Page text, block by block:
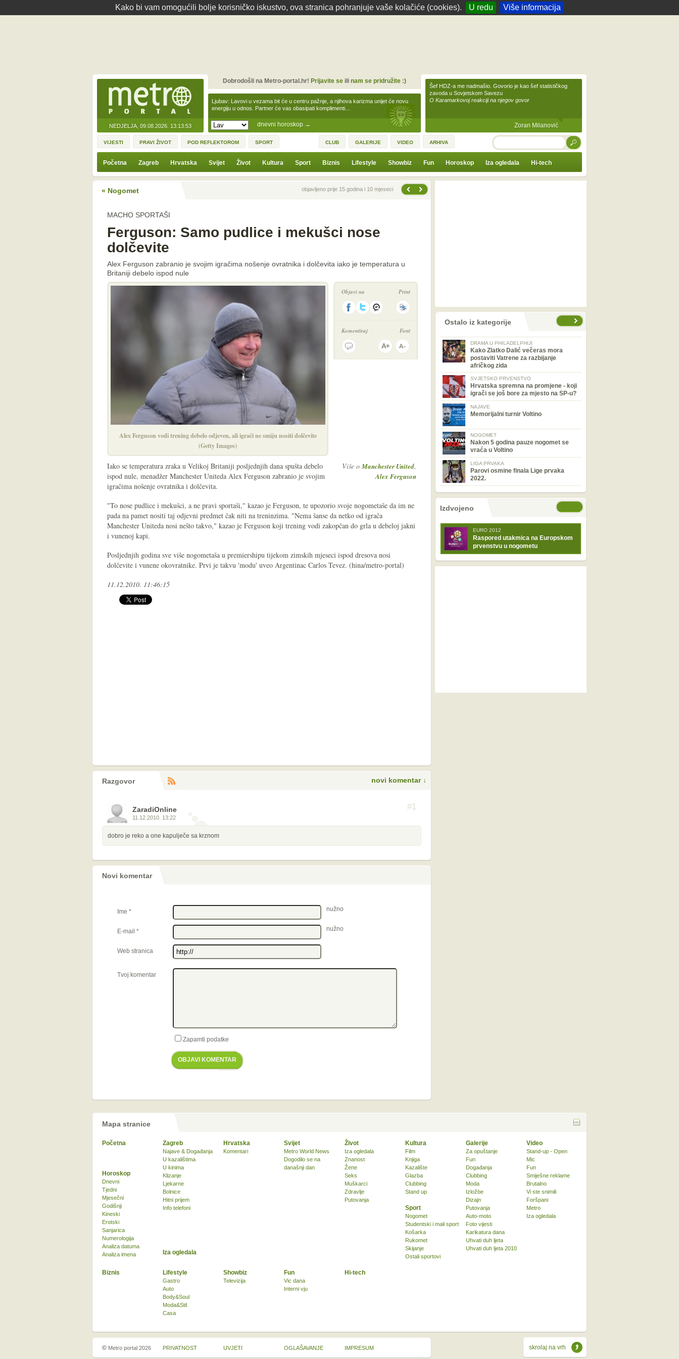
Kako bi vam omogućili bolje korisničko iskustvo, ova stranica pohranjuje vaše kolačiće (cookies). U redu Više informacija
NEDJELJA, 09.08.2026. 13:13:53 dnevni horoskop →
Ljubav: Lavovi u vezama bit će u centru pažnje, a njihova karizma unijet će novu
energiju u odnos. Partner će vas obasipati komplimenti…
Dobrodošli na Metro-portal.hr! Prijavite seili nam se pridružite :)
Šef HDZ-a me nadmašio. Govorio je kao šef statističkog
zavoda u Sovjetskom Savezu
O Karamarkovoj reakciji na njegov govor
Zoran Milanović
VIJESTI PRAVI ŽIVOT POD REFLEKTOROM SPORT CLUB GALERIJE VIDEO ARHIVA TRAŽI
Početna Zagreb Hrvatska Svijet Život Kultura Sport Biznis Lifestyle Showbiz Fun Horoskop Iza ogledala Hi-tech
« Nogomet Prethodna vijestobjavljeno prije 15 godina i 10 mjeseci
MACHO SPORTAŠI
Ferguson: Samo pudlice i mekušci nose
dolčevite
Alex Ferguson zabranio je svojim igračima nošenje ovratnika i dolčevita iako je temperatura u
Britaniji debelo ispod nule
Alex Ferguson vodi trening debelo odjeven, ali igrači ne smiju nositi dolčevite
(Getty Images)
Objavi na Print
Komentiraj Font
Više oManchester United,
Alex Ferguson
Iako se temperatura zraka u Velikoj Britaniji posljednjih dana spušta debelo
ispod nule, menadžer Manchester Uniteda Alex Ferguson zabranio je svojim
igračima nošenje ovratnika i dolčevita.
"To nose pudlice i mekušci, a ne pravi sportaši," kazao je Ferguson, te upozorio svoje nogometaše da im ne
pada na pamet nositi taj odjevni predmet čak niti na treninzima. "Nema šanse da netko od igrača
Manchester Uniteda nosi nešto takvo," kazao je Ferguson koji trening vodi zakopčan do grla u debeloj jakni
i vunenoj kapi.
Posljednjih godina sve više nogometaša u premiershipu tijekom zimskih mjeseci ispod dresova nosi
dolčevite i vunene okovratnike. Prvi je takvu 'modu' uveo Argentinac Carlos Tevez. (hina/metro-portal)
11.12.2010. 11:46:15
Razgovor
komentara
novi komentar ↓
ZaradiOnline
11.12.2010. 13:22
#1
dobro je reko a one kapulječe sa krznom
Novi komentar
Ime * nužno
E-mail * nužno
Web stranica
Tvoj komentar
Zapamti podatke
OBJAVI KOMENTAR
Ostalo iz kategorije
DRAMA U PHILADELPHIJI
Kako Zlatko Dalić večeras mora
postaviti Vatrene za razbijanje
afričkog zida
SVJETSKO PRVENSTVO
Hrvatska spremna na promjene - koji
igrači se još bore za mjesto na SP-u?
NAJAVE
Memorijalni turnir Voltino
NOGOMET
Nakon 5 godina pauze nogomet se
vraća u Voltino
LIGA PRVAKA
Parovi osmine finala Lige prvaka
2022.
nema prethodne stranice
nema sljedeće stranice
Izdvojeno
EURO 2012
Raspored utakmica na Europskom
prvenstvu u nogometu
Mapa stranice
Početna Zagreb
Najave & Događanja
U kazalištima
U kinima
Klizanje
Ljekarne
Bolnice
Hitni prijem
Info telefoni
Hrvatska
Komentari
Svijet
Metro World News
Dogodilo se na
današnji dan
Život
Iza ogledala
Znanost
Žene
Seks
Muškarci
Zdravlje
Putovanja
Kultura
Film
Knjiga
Kazalište
Glazba
Clubbing
Stand up
Sport
Nogomet
Studentski i mali sport
Košarka
Rukomet
Skijanje
Ostali sportovi
Biznis Lifestyle
Gastro
Auto
Body&Soul
Moda&Stil
Casa
Showbiz
Televizija
Fun
Vic dana
Interni vju
Horoskop
Dnevni
Tjedni
Mjesečni
Godišnji
Kineski
Erotski
Sanjarica
Numerologija
Analiza datuma
Analiza imena
Iza ogledala
Hi-tech
Galerije
Za opuštanje
Fun
Događanja
Clubbing
Moda
Izložbe
Dizajn
Putovanja
Auto-moto
Foto vijesti
Karikatura dana
Uhvati duh ljeta
Uhvati duh ljeta 2010
Video
Stand-up - Open
Mic
Fun
Smiješne reklame
Brutalno
Vi ste snimili
Foršpani
Metro
Iza ogledala
skrolaj na vrh
© Metro portal 2026 PRIVATNOST UVJETI OGLAŠAVANJE IMPRESUM